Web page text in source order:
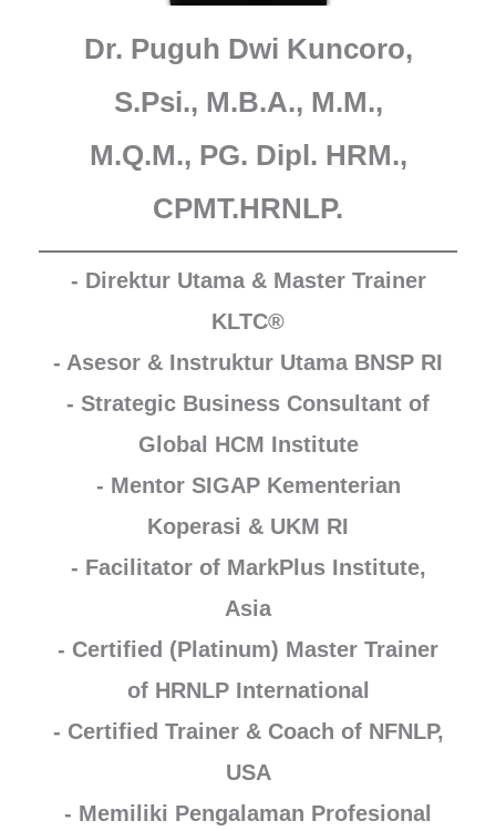
Dr. Puguh Dwi Kuncoro,
S.Psi., M.B.A., M.M.,
M.Q.M., PG. Dipl. HRM.,
CPMT.HRNLP.
- Direktur Utama & Master Trainer
KLTC®
- Asesor & Instruktur Utama BNSP RI
- Strategic Business Consultant of
Global HCM Institute
- Mentor SIGAP Kementerian
Koperasi & UKM RI
- Facilitator of MarkPlus Institute,
Asia
- Certified (Platinum) Master Trainer
of HRNLP International
- Certified Trainer & Coach of NFNLP,
USA
- Memiliki Pengalaman Profesional